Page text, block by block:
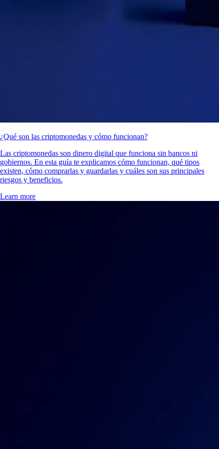
¿Qué son las criptomonedas y cómo funcionan?
Las criptomonedas son dinero digital que funciona sin bancos ni
gobiernos. En esta guía te explicamos cómo funcionan, qué tipos
existen, cómo comprarlas y guardarlas y cuáles son sus principales
riesgos y beneficios.
Learn more